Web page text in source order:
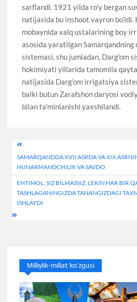
sarflandi. 1921 yilda ro’y bergan
natijasida bu inshoot vayron bo’ldi.
mobaynida xalq ustalarining boy
asosida yaratilgan Samarqandning
sistemasi, shu jumladan, Darg’om
hokimiyati yillarida tamomila
natijasida Darg’om irrigatsiya
balki butun Zarafshon daryosi
bilan ta’minlanishi yaxshilandi.
Навигация
по
записям
SAMARQANDDA XVII ASRDA VA XIX
HUNARMANDCHILIK VA SAVDO
EHTIMOL, SIZ BILMASSIZ, LEKIN HAR BIR
TASHLAGANINGIZDA TANANGIZDAGI
ISHLAYDI
Milliylik-millat ko’zgusi